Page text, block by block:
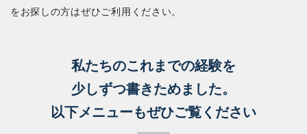
をお探しの方はぜひご利用ください。
私たちのこれまでの経験を
少しずつ書きためました。
以下メニューもぜひご覧ください